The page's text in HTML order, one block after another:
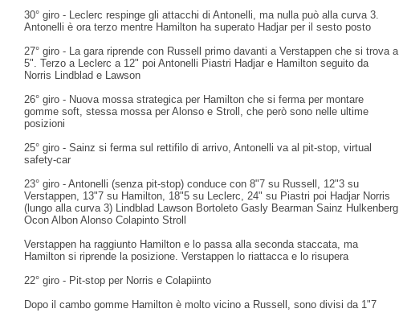
30° giro - Leclerc respinge gli attacchi di Antonelli, ma nulla può alla curva 3.
Antonelli è ora terzo mentre Hamilton ha superato Hadjar per il sesto posto
27° giro - La gara riprende con Russell primo davanti a Verstappen che si trova a
5". Terzo a Leclerc a 12" poi Antonelli Piastri Hadjar e Hamilton seguito da
Norris Lindblad e Lawson
26° giro - Nuova mossa strategica per Hamilton che si ferma per montare
gomme soft, stessa mossa per Alonso e Stroll, che però sono nelle ultime
posizioni
25° giro - Sainz si ferma sul rettifilo di arrivo, Antonelli va al pit-stop, virtual
safety-car
23° giro - Antonelli (senza pit-stop) conduce con 8"7 su Russell, 12"3 su
Verstappen, 13"7 su Hamilton, 18"5 su Leclerc, 24" su Piastri poi Hadjar Norris
(lungo alla curva 3) Lindblad Lawson Bortoleto Gasly Bearman Sainz Hulkenberg
Ocon Albon Alonso Colapinto Stroll
Verstappen ha raggiunto Hamilton e lo passa alla seconda staccata, ma
Hamilton si riprende la posizione. Verstappen lo riattacca e lo risupera
22° giro - Pit-stop per Norris e Colapiinto
Dopo il cambo gomme Hamilton è molto vicino a Russell, sono divisi da 1"7